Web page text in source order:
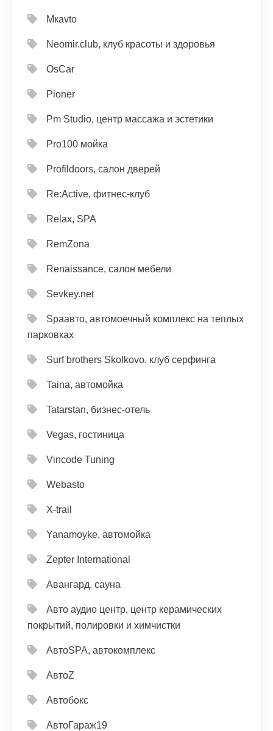
Mкavto
Neomir.club, клуб красоты и здоровья
OsCar
Pioner
Pm Studio, центр массажа и эстетики
Pro100 мойка
Profildoors, салон дверей
Re:Active, фитнес-клуб
Relax, SPA
RemZona
Renaissance, салон мебели
Sevkey.net
Spaавто, автомоечный комплекс на теплых
парковках
Surf brothers Skolkovo, клуб серфинга
Taina, автомойка
Tatarstan, бизнес-отель
Vegas, гостиница
Vincode Tuning
Webasto
X-trail
Yanamoyke, автомойка
Zepter International
Авангард, сауна
Авто аудио центр, центр керамических
покрытий, полировки и химчистки
АвтоSPA, автокомплекс
АвтоZ
Автобокс
АвтоГараж19